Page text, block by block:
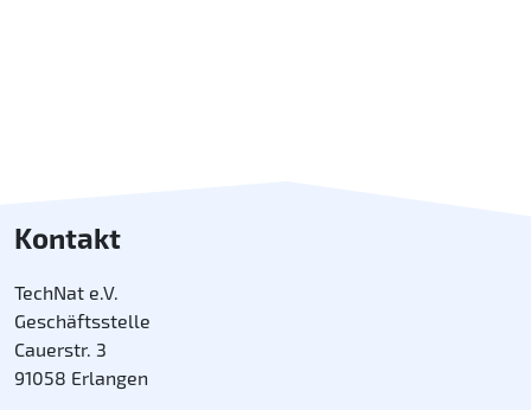
Kontakt
TechNat e.V.
Geschäftsstelle
Cauerstr. 3
91058 Erlangen